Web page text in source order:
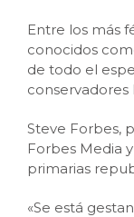
Entre los más
conocidos
de todo el
conservadores
Steve Forbes,
Forbes Media
primarias
«Se está